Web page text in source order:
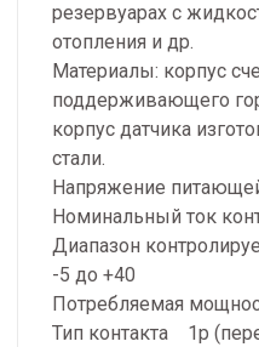
резервуарах с
отопления и др.
Материалы: корпус
поддерживающего
корпус датчика
стали.
Напряжение
Номинальный ток
Диапазон
-5 до +40
Потребляемая
Тип контакта 1р